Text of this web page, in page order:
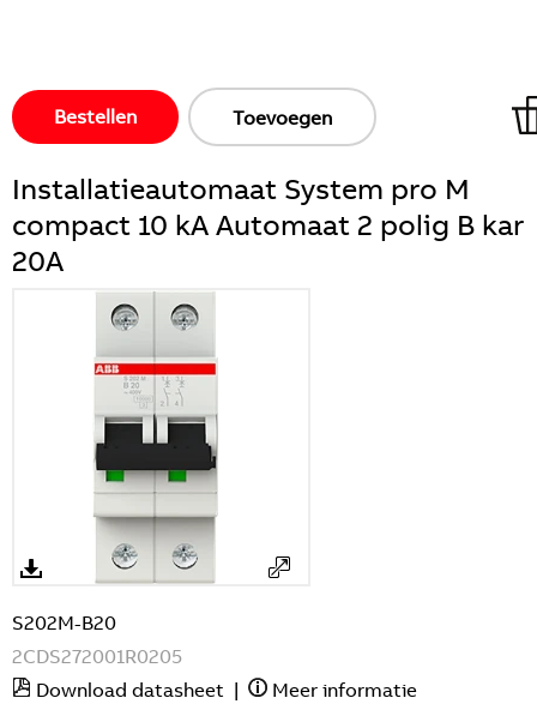
Bestellen Toevoegen
Installatieautomaat System pro M
compact 10 kA Automaat 2 polig B kar
20A
S202M-B20
2CDS272001R0205
Download datasheet | Meer informatie